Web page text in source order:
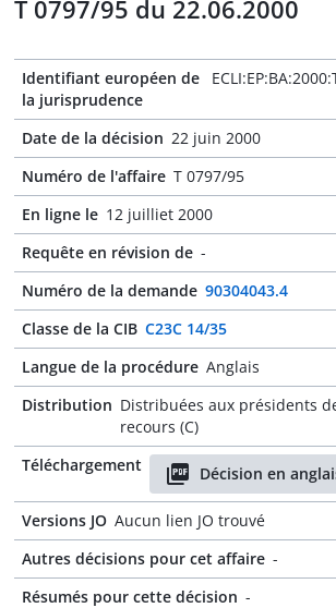
T 0797/95 du 22.06.2000
Identifiant européen de
la jurisprudence
Date de la décision 22 juin 2000
Numéro de l'affaire T 0797/95
En ligne le 12 juilliet 2000
Requête en révision de -
Numéro de la demande 90304043.4
Classe de la CIB C23C 14/35
Langue de la procédure Anglais
Distribution Distribuées aux présidents
recours (C)
Téléchargement
Décision en
Versions JO Aucun lien JO trouvé
Autres décisions pour cet affaire -
Résumés pour cette décision -